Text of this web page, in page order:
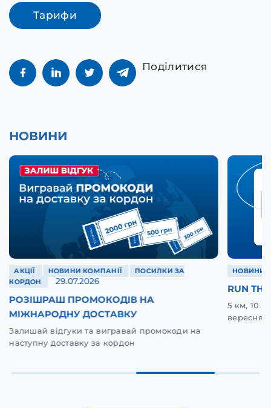
Тарифи
Поділитися
НОВИНИ
АКЦІЇ НОВИНИ КОМПАНІЇ
ПОСИЛКИ ЗА
КОРДОН
29.07.2026
РОЗІШРАШ ПРОМОКОДІВ НА
МІЖНАРОДНУ ДОСТАВКУ
Залишай відгуки та вигравай промокоди на
наступну доставку за кордон
НОВИНИ
RUN
5 км, 10
вересня